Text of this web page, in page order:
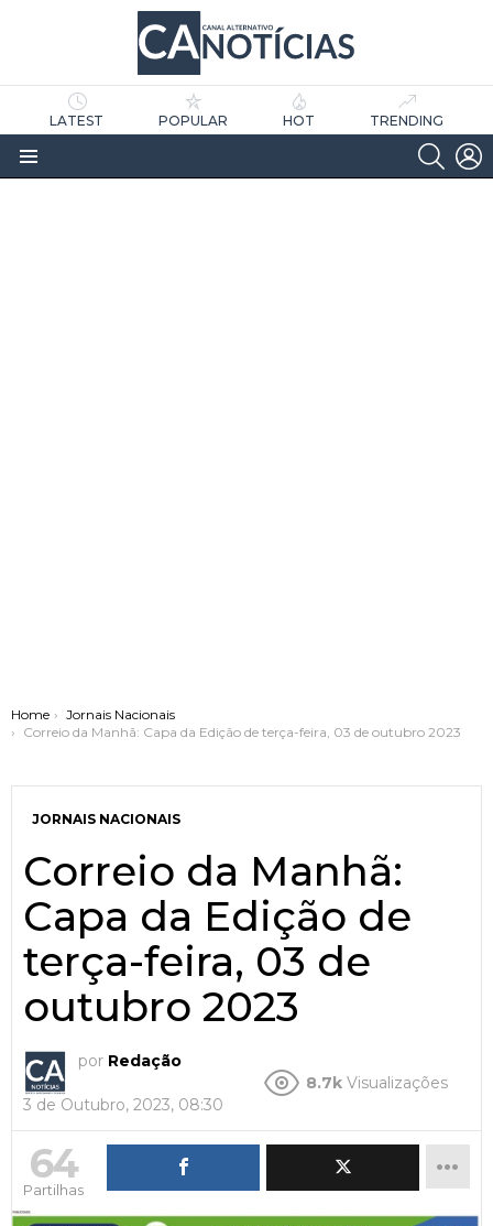
LATEST POPULAR HOT TRENDING
Menu
You are here:
Home
Jornais Nacionais
Correio da Manhã: Capa da Edição de terça-feira, 03 de outubro 2023
JORNAIS NACIONAIS
Correio da Manhã:
Capa da Edição de
terça-feira, 03 de
outubro 2023
por Redação
3 de Outubro, 2023, 08:30
8.7k Visualizações
64
Partilhas